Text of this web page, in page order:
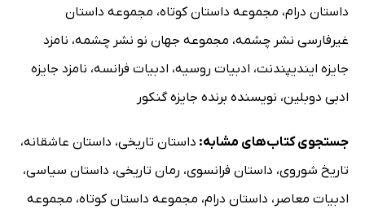
داستان درام، مجموعه داستان کوتاه، مجموعه داستان
غیرفارسی نشر چشمه، مجموعه جهان نو نشر چشمه، نامزد
جایزه ایندیپندنت، ادبیات روسیه، ادبیات فرانسه، نامزد جایزه
ادبی دوبلین، نویسنده برنده جایزه گنکور
جستجوی کتاب‌های مشابه: داستان تاریخی، داستان عاشقانه،
تاریخ شوروی، داستان فرانسوی، رمان تاریخی، داستان سیاسی،
ادبیات معاصر ، داستان درام، مجموعه داستان کوتاه، مجموعه